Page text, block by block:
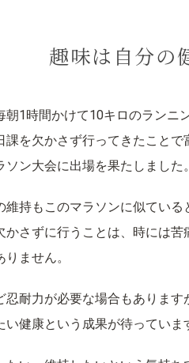
趣味は自分の
朝1時間かけて10キロのランニ
課を欠かさず行ってきたこと
ン大会に出場を果たしました。
維持もこのマラソンに似てい
かさずに行うことは、時には
ません。
耐力が必要な場合もあります
健康という成果が待っていま